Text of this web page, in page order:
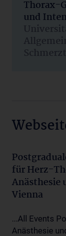
Thorax-
und
für Herz-
Vienna
...All Events
Anästhesie